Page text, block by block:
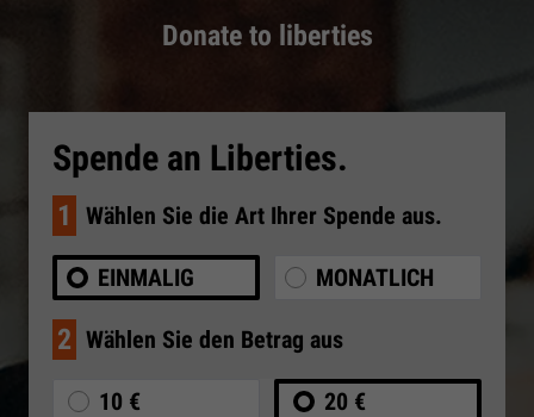
Donate to liberties
Spende an Liberties.
1 Wählen Sie die Art Ihrer Spende aus.
EINMALIG MONATLICH
2 Wählen Sie den Betrag aus
10 € 20 €